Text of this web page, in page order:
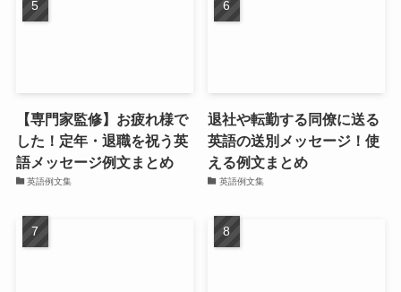
【専門家監修】お疲れ様で
した！定年・退職を祝う英
語メッセージ例文まとめ
英語例文集
退社や転勤する同僚に送る
英語の送別メッセージ！使
える例文まとめ
英語例文集